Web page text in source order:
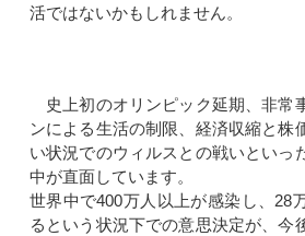
活ではないかもしれません。
史上初のオリンピック延期、非常
ンによる生活の制限、経済収縮と株
い状況でのウィルスとの戦いといっ
中が直面しています。
世界中で400万人以上が感染し、28
るという状況下での意思決定が、今